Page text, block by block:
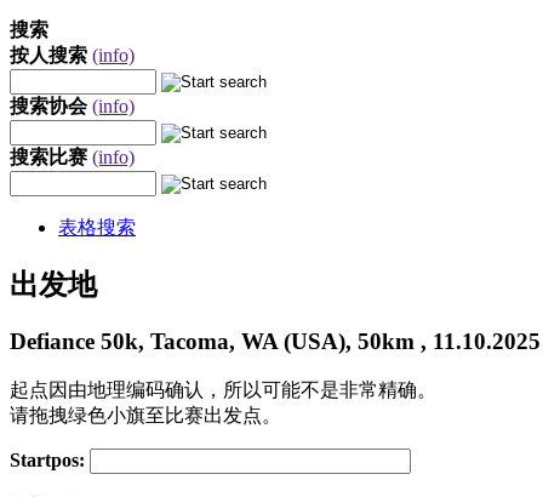
搜索
按人搜索 (info)
搜索协会 (info)
搜索比赛 (info)
表格搜索
出发地
Defiance 50k, Tacoma, WA (USA), 50km , 11.10.2025
起点因由地理编码确认，所以可能不是非常精确。
请拖拽绿色小旗至比赛出发点。
Startpos: